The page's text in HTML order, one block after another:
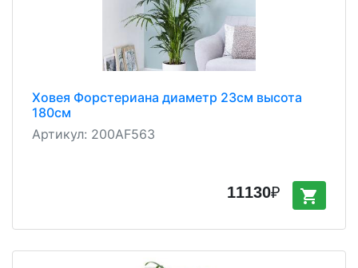
Ховея Форстериана диаметр 23см высота
180см
Артикул: 200AF563
11130₽ shopping_cart